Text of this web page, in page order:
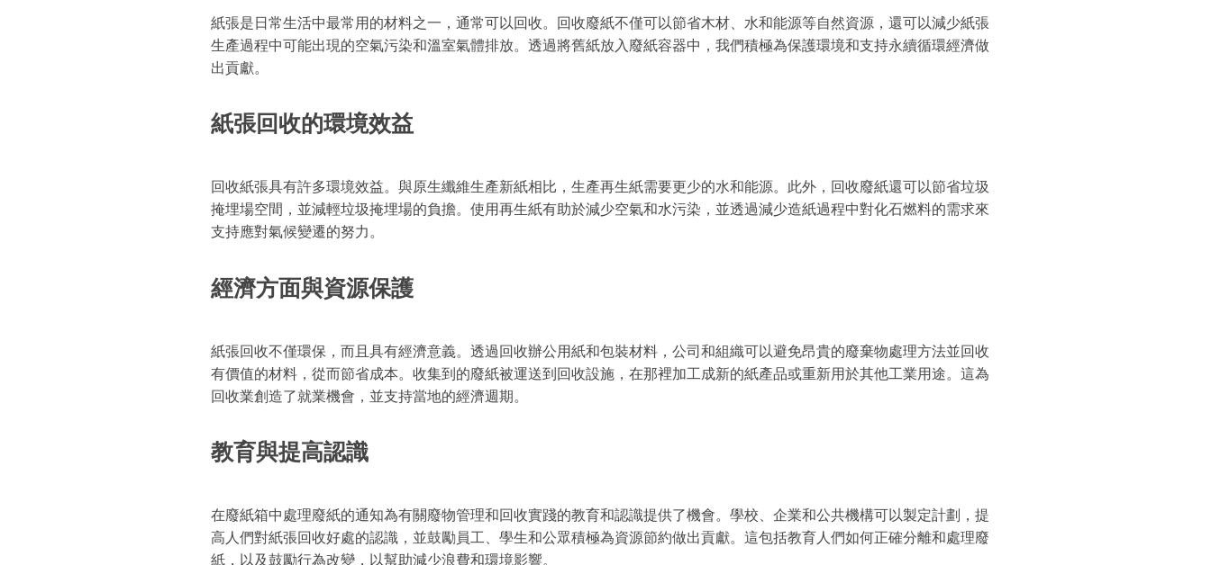
紙張是日常生活中最常用的材料之一，通常可以回收。回收廢紙不僅可以節省木材、水和能源等自然資源，還可以減少紙張
生產過程中可能出現的空氣污染和溫室氣體排放。透過將舊紙放入廢紙容器中，我們積極為保護環境和支持永續循環經濟做
出貢獻。
紙張回收的環境效益
回收紙張具有許多環境效益。與原生纖維生產新紙相比，生產再生紙需要更少的水和能源。此外，回收廢紙還可以節省垃圾
掩埋場空間，並減輕垃圾掩埋場的負擔。使用再生紙有助於減少空氣和水污染，並透過減少造紙過程中對化石燃料的需求來
支持應對氣候變遷的努力。
經濟方面與資源保護
紙張回收不僅環保，而且具有經濟意義。透過回收辦公用紙和包裝材料，公司和組織可以避免昂貴的廢棄物處理方法並回收
有價值的材料，從而節省成本。收集到的廢紙被運送到回收設施，在那裡加工成新的紙產品或重新用於其他工業用途。這為
回收業創造了就業機會，並支持當地的經濟週期。
教育與提高認識
在廢紙箱中處理廢紙的通知為有關廢物管理和回收實踐的教育和認識提供了機會。學校、企業和公共機構可以製定計劃，提
高人們對紙張回收好處的認識，並鼓勵員工、學生和公眾積極為資源節約做出貢獻。這包括教育人們如何正確分離和處理廢
紙，以及鼓勵行為改變，以幫助減少浪費和環境影響。